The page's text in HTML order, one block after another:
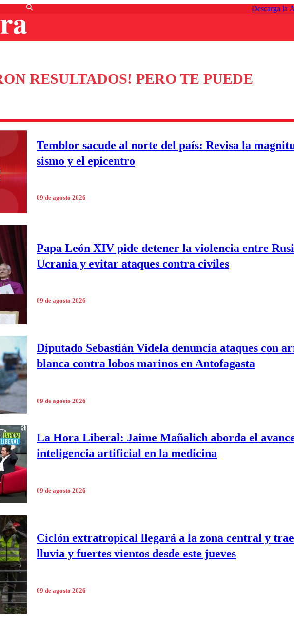
Descarga la
RESULTADOS! PERO TE PUEDE
Temblor sacude al norte del país: Revisa la
sismo y el epicentro
09 de agosto 2026
Papa León XIV pide detener la violencia entre
Ucrania y evitar ataques contra civiles
09 de agosto 2026
Diputado Sebastián Videla denuncia ataques con
blanca contra lobos marinos en Antofagasta
09 de agosto 2026
La Hora Liberal: Jaime Mañalich aborda el
inteligencia artificial en la medicina
09 de agosto 2026
Ciclón extratropical llegará a la zona central y
lluvia y fuertes vientos desde este jueves
09 de agosto 2026